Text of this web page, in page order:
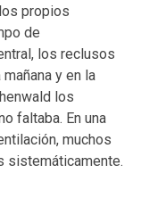
propios
de
los reclusos
y en la
los
faltaba. En una
muchos
sistemáticamente.